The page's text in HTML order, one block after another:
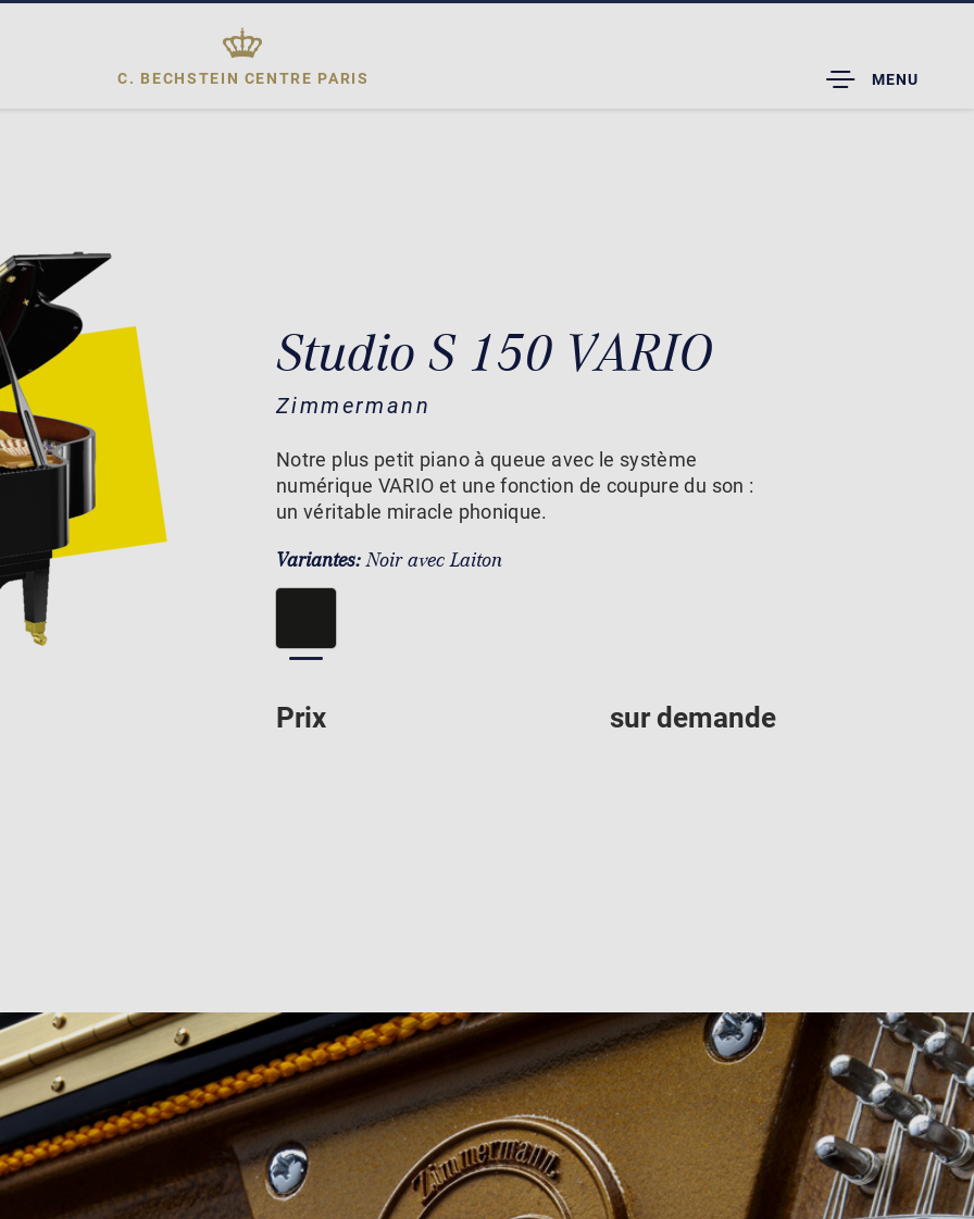
C. BECHSTEIN CENTRE PARIS
TOGGLE
DROPDOWN
MENU
Studio S 150 VARIO
Zimmermann
Notre plus petit piano à queue avec le système
numérique VARIO et une fonction de coupure du son :
un véritable miracle phonique.
Variantes:Noir avec Laiton
Prix sur demande